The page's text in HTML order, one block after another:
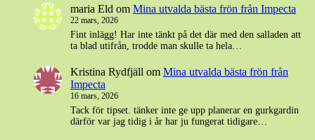
maria Eld om Mina utvalda bästa frön från Impecta
22 mars, 2026
Fint inlägg! Har inte tänkt på det där med den salladen att
ta blad utifrån, trodde man skulle ta hela…
Kristina Rydfjäll om Mina utvalda bästa frön från
Impecta
16 mars, 2026
Tack för tipset. tänker inte ge upp planerar en gurkgardin
därför var jag tidig i år har ju fungerat tidigare…